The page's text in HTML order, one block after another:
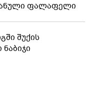
ფალაფელი
შუქის